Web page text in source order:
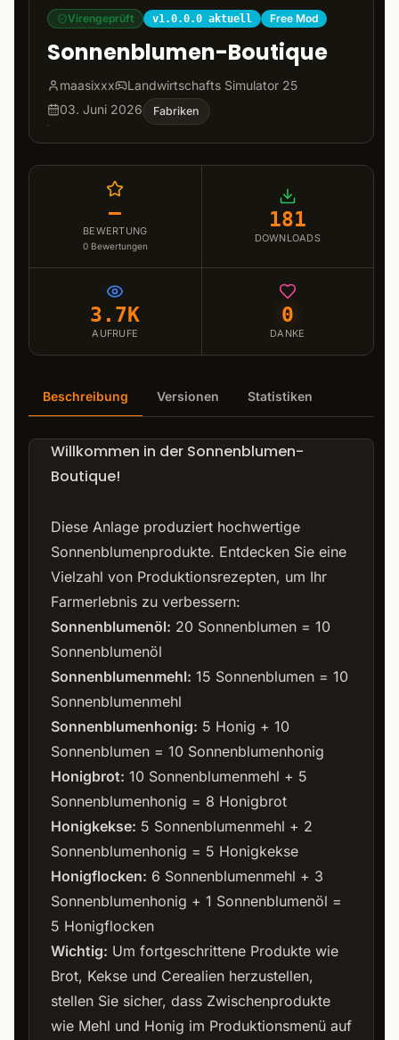
Virengeprüft v1.0.0.0 aktuell Free Mod
Sonnenblumen-Boutique
maasixxx
Landwirtschafts Simulator 25
03. Juni 2026
Fabriken
–
BEWERTUNG
0 Bewertungen
181
DOWNLOADS
3.7K
AUFRUFE
0
DANKE
Beschreibung Versionen Statistiken
Willkommen in der Sonnenblumen-
Boutique!
Diese Anlage produziert hochwertige
Sonnenblumenprodukte. Entdecken Sie eine
Vielzahl von Produktionsrezepten, um Ihr
Farmerlebnis zu verbessern:
Sonnenblumenöl: 20 Sonnenblumen = 10
Sonnenblumenöl
Sonnenblumenmehl: 15 Sonnenblumen = 10
Sonnenblumenmehl
Sonnenblumenhonig: 5 Honig + 10
Sonnenblumen = 10 Sonnenblumenhonig
Honigbrot: 10 Sonnenblumenmehl + 5
Sonnenblumenhonig = 8 Honigbrot
Honigkekse: 5 Sonnenblumenmehl + 2
Sonnenblumenhonig = 5 Honigkekse
Honigflocken: 6 Sonnenblumenmehl + 3
Sonnenblumenhonig + 1 Sonnenblumenöl =
5 Honigflocken
Wichtig: Um fortgeschrittene Produkte wie
Brot, Kekse und Cerealien herzustellen,
stellen Sie sicher, dass Zwischenprodukte
wie Mehl und Honig im Produktionsmenü auf